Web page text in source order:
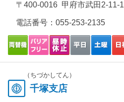
〒400-0016 甲府市武田2-11-1
電話番号： 055-253-2135
（ちづかしてん）
千塚支店